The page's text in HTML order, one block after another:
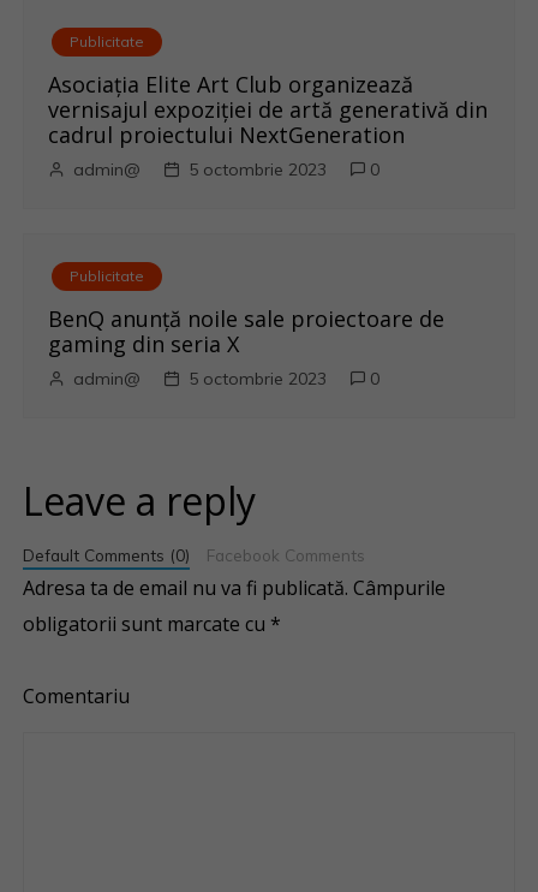
Publicitate
Asociația Elite Art Club organizează
vernisajul expoziției de artă generativă din
cadrul proiectului NextGeneration
admin@ 5 octombrie 2023 0
Publicitate
BenQ anunţă noile sale proiectoare de
gaming din seria X
admin@ 5 octombrie 2023 0
Leave a reply
Default Comments (0) Facebook Comments
Adresa ta de email nu va fi publicată. Câmpurile
obligatorii sunt marcate cu *
Comentariu